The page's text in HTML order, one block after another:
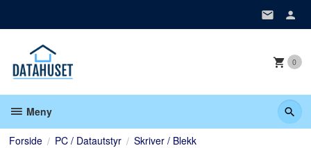
0
Meny
Forside PC / Datautstyr Skriver / Blekk